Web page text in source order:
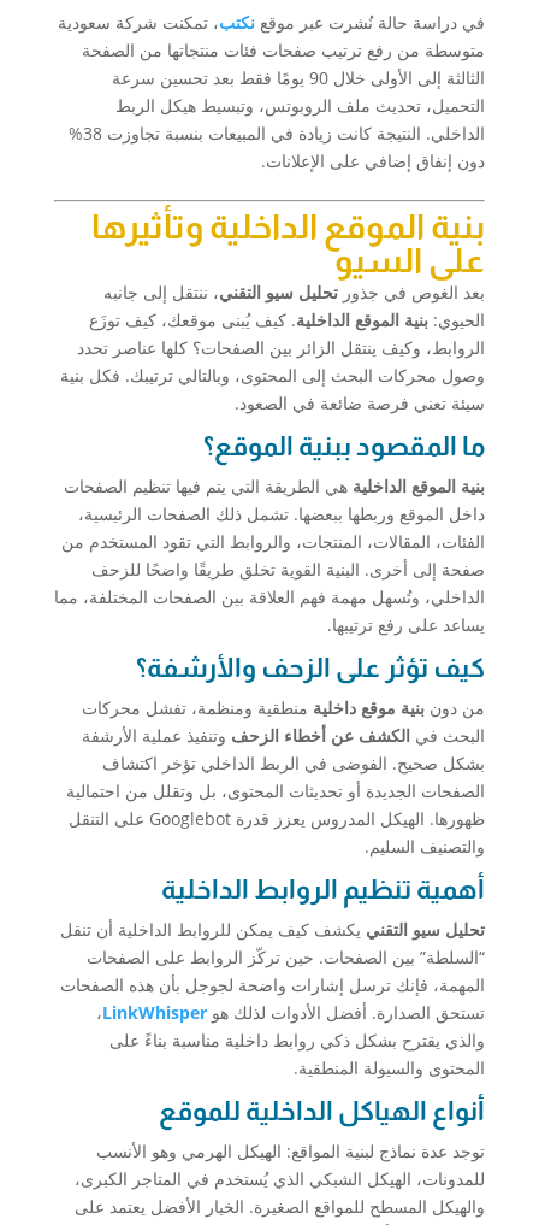
في دراسة حالة نُشرت عبر موقع نكتب، تمكنت شركة سعودية
متوسطة من رفع ترتيب صفحات فئات منتجاتها من الصفحة
الثالثة إلى الأولى خلال 90 يومًا فقط بعد تحسين سرعة
التحميل، تحديث ملف الروبوتس، وتبسيط هيكل الربط
الداخلي. النتيجة كانت زيادة في المبيعات بنسبة تجاوزت 38%
دون إنفاق إضافي على الإعلانات.
بنية الموقع الداخلية وتأثيرها
على السيو
بعد الغوص في جذور تحليل سيو التقني، ننتقل إلى جانبه
الحيوي: بنية الموقع الداخلية. كيف يُبنى موقعك، كيف توزَع
الروابط، وكيف ينتقل الزائر بين الصفحات؟ كلها عناصر تحدد
وصول محركات البحث إلى المحتوى، وبالتالي ترتيبك. فكل بنية
سيئة تعني فرصة ضائعة في الصعود.
ما المقصود ببنية الموقع؟
بنية الموقع الداخلية هي الطريقة التي يتم فيها تنظيم الصفحات
داخل الموقع وربطها ببعضها. تشمل ذلك الصفحات الرئيسية،
الفئات، المقالات، المنتجات، والروابط التي تقود المستخدم من
صفحة إلى أخرى. البنية القوية تخلق طريقًا واضحًا للزحف
الداخلي، وتُسهل مهمة فهم العلاقة بين الصفحات المختلفة، مما
يساعد على رفع ترتيبها.
كيف تؤثر على الزحف والأرشفة؟
من دون بنية موقع داخلية منطقية ومنظمة، تفشل محركات
البحث في الكشف عن أخطاء الزحف وتنفيذ عملية الأرشفة
بشكل صحيح. الفوضى في الربط الداخلي تؤخر اكتشاف
الصفحات الجديدة أو تحديثات المحتوى، بل وتقلل من احتمالية
ظهورها. الهيكل المدروس يعزز قدرة Googlebot على التنقل
والتصنيف السليم.
أهمية تنظيم الروابط الداخلية
تحليل سيو التقني يكشف كيف يمكن للروابط الداخلية أن تنقل
“السلطة” بين الصفحات. حين تركّز الروابط على الصفحات
المهمة، فإنك ترسل إشارات واضحة لجوجل بأن هذه الصفحات
تستحق الصدارة. أفضل الأدوات لذلك هو LinkWhisper،
والذي يقترح بشكل ذكي روابط داخلية مناسبة بناءً على
المحتوى والسيولة المنطقية.
أنواع الهياكل الداخلية للموقع
توجد عدة نماذج لبنية المواقع: الهيكل الهرمي وهو الأنسب
للمدونات، الهيكل الشبكي الذي يُستخدم في المتاجر الكبرى،
والهيكل المسطح للمواقع الصغيرة. الخيار الأفضل يعتمد على